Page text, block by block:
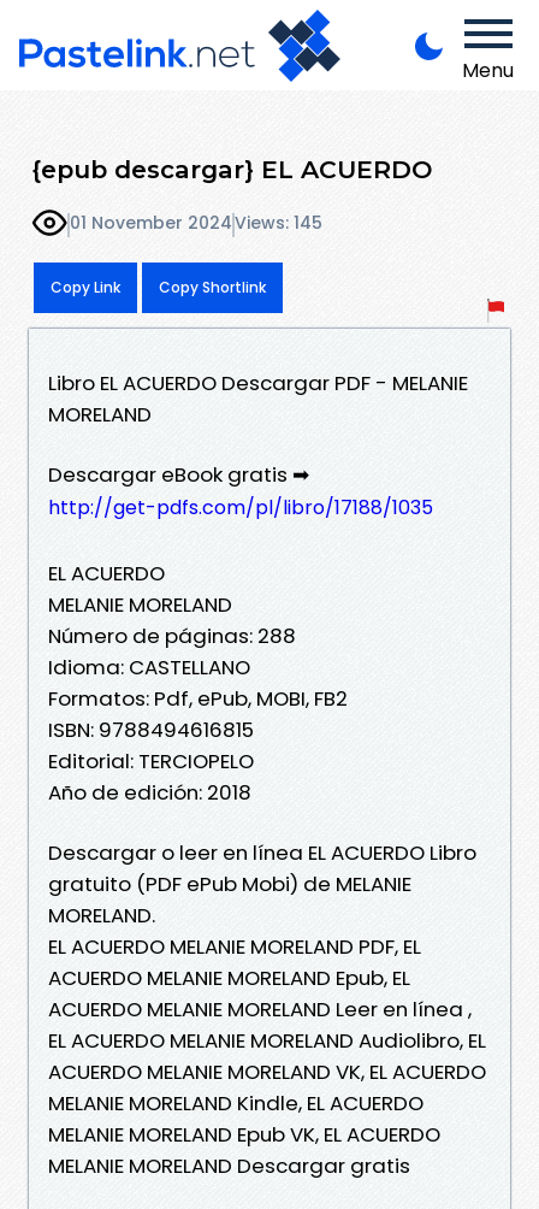
Menu
{epub descargar} EL ACUERDO
01 November 2024Views: 145
Copy Link Copy Shortlink
Libro EL ACUERDO Descargar PDF - MELANIE
MORELAND
Descargar eBook gratis ➡
http://get-pdfs.com/pl/libro/17188/1035
EL ACUERDO
MELANIE MORELAND
Número de páginas: 288
Idioma: CASTELLANO
Formatos: Pdf, ePub, MOBI, FB2
ISBN: 9788494616815
Editorial: TERCIOPELO
Año de edición: 2018
Descargar o leer en línea EL ACUERDO Libro
gratuito (PDF ePub Mobi) de MELANIE
MORELAND.
EL ACUERDO MELANIE MORELAND PDF, EL
ACUERDO MELANIE MORELAND Epub, EL
ACUERDO MELANIE MORELAND Leer en línea ,
EL ACUERDO MELANIE MORELAND Audiolibro, EL
ACUERDO MELANIE MORELAND VK, EL ACUERDO
MELANIE MORELAND Kindle, EL ACUERDO
MELANIE MORELAND Epub VK, EL ACUERDO
MELANIE MORELAND Descargar gratis